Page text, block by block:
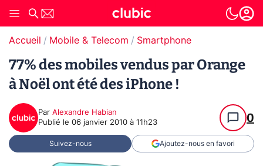
Accueil Mobile & Telecom Smartphone
77% des mobiles vendus par Orange
à Noël ont été des iPhone !
Par Alexandre Habian
Publié le 06 janvier 2010 à 11h23 0
Suivez-nous Ajoutez-nous en favori